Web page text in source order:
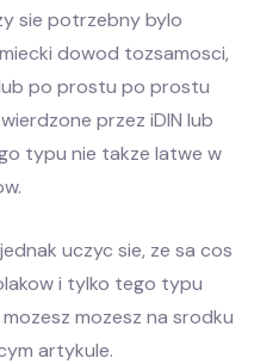
sie potrzebny bylo
dowod tozsamosci,
po prostu po prostu
przez iDIN lub
typu nie takze latwe w
uczyc sie, ze sa cos
i tylko tego typu
mozesz na srodku
artykule.